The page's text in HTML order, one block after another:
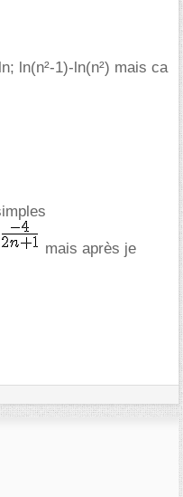
ln(n²-1)-ln(n²) mais ca
mais après je